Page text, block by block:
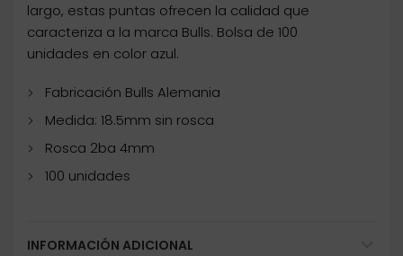
largo, estas puntas ofrecen la calidad que
caracteriza a la marca Bulls. Bolsa de 100
unidades en color azul.
Fabricación Bulls Alemania
Medida: 18.5mm sin rosca
Rosca 2ba 4mm
100 unidades
INFORMACIÓN ADICIONAL